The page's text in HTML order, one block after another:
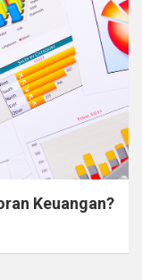
Keuangan?